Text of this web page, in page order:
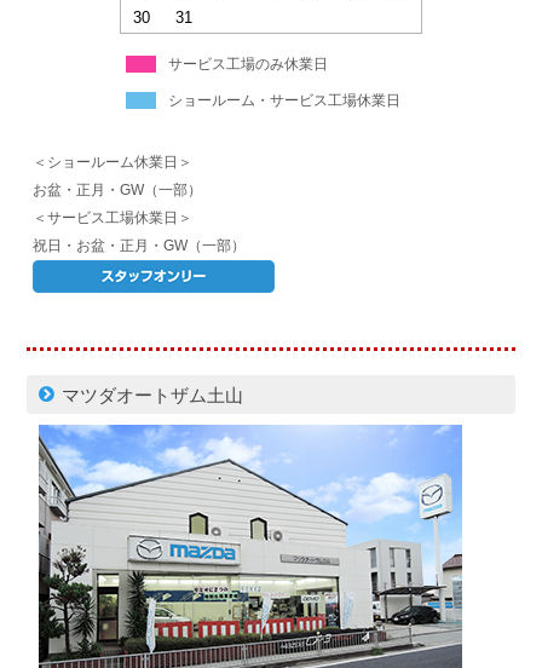
30
31
サービス工場のみ休業日
ショールーム・サービス工場休業日
＜ショールーム休業日＞
お盆・正月・GW（一部）
＜サービス工場休業日＞
祝日・お盆・正月・GW（一部）
マツダオートザム土山